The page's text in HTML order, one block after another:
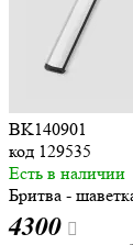
BK140901
код 129535
Есть в наличии
Бритва -
4300